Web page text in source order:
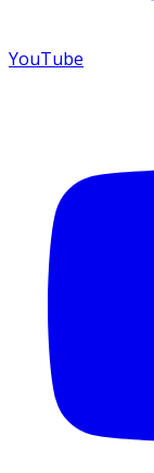
YouTube